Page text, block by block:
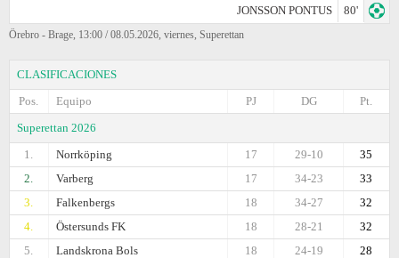
JONSSON PONTUS
80'
Örebro - Brage, 13:00 / 08.05.2026, viernes, Superettan
CLASIFICACIONES
Pos.
Equipo Pt.
DG
PJ
Superettan 2026
1.
Norrköping 35
29-10
17
2.
Varberg 33
34-23
17
3.
Falkenbergs 32
34-27
18
4.
Östersunds FK 32
28-21
18
5.
Landskrona Bols 28
24-19
18